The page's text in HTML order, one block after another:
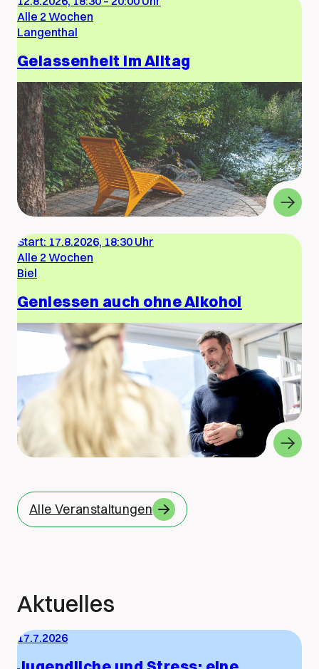
Alle 2 Wochen
Langenthal
Gelassenheit im Alltag
Start: 17.8.2026, 18:30 Uhr
Alle 2 Wochen
Biel
Geniessen auch ohne Alkohol
Alle Veranstaltungen
Aktuelles
17.7.2026